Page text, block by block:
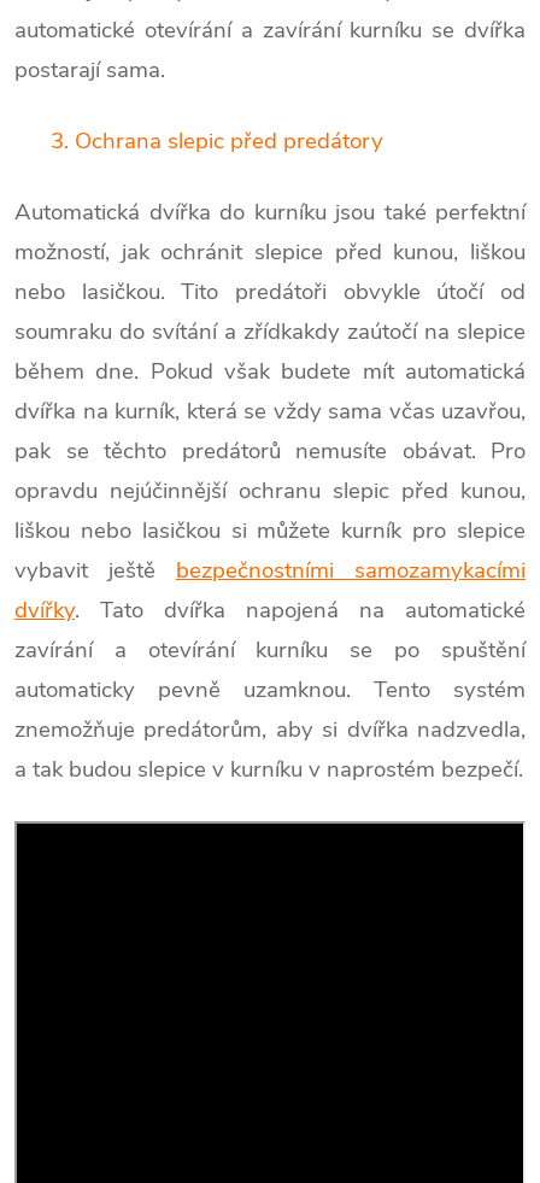
automatické otevírání a zavírání kurníku se dvířka
postarají sama.
3. Ochrana slepic před predátory
Automatická dvířka do kurníku jsou také perfektní
možností, jak ochránit slepice před kunou, liškou
nebo lasičkou. Tito predátoři obvykle útočí od
soumraku do svítání a zřídkakdy zaútočí na slepice
během dne. Pokud však budete mít automatická
dvířka na kurník, která se vždy sama včas uzavřou,
pak se těchto predátorů nemusíte obávat. Pro
opravdu nejúčinnější ochranu slepic před kunou,
liškou nebo lasičkou si můžete kurník pro slepice
vybavit ještě bezpečnostními samozamykacími
dvířky. Tato dvířka napojená na automatické
zavírání a otevírání kurníku se po spuštění
automaticky pevně uzamknou. Tento systém
znemožňuje predátorům, aby si dvířka nadzvedla,
a tak budou slepice v kurníku v naprostém bezpečí.